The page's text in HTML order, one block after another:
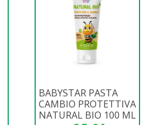
BABYSTAR PASTA
CAMBIO PROTETTIVA
NATURAL BIO 100 ML